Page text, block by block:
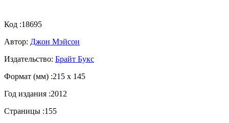
Код :18695
Автор: Джон Мэйсон
Издательство: Брайт Букс
Формат (мм) :215 х 145
Год издания :2012
Страницы :155